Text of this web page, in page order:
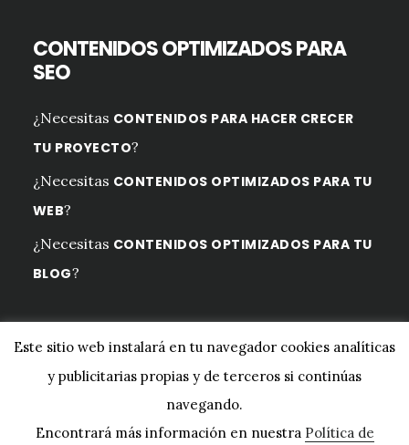
CONTENIDOS OPTIMIZADOS PARA
SEO
¿Necesitas CONTENIDOS PARA HACER CRECER
TU PROYECTO?
¿Necesitas CONTENIDOS OPTIMIZADOS PARA TU
WEB?
¿Necesitas CONTENIDOS OPTIMIZADOS PARA TU
BLOG?
Digital Pro en
WordPress
Iniciar sesión
Este sitio web instalará en tu navegador cookies analíticas
y publicitarias propias y de terceros si continúas
navegando.
Encontrará más información en nuestra Política de